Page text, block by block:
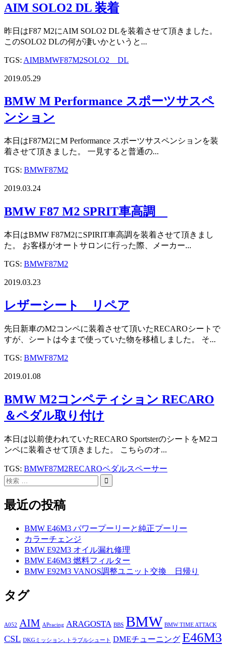
AIM SOLO2 DL 装着
昨日はF87 M2にAIM SOLO2 DLを装着させて頂きました。
このSOLO2 DLの何が凄いかというと...
TGS: AIMBMWF87M2SOLO2 DL
2019.05.29
BMW M Performance スポーツサスペ
ンション
本日はF87M2にM Performance スポーツサスペンションを装
着させて頂きました。 一見すると普通の...
TGS: BMWF87M2
2019.03.24
BMW F87 M2 SPRIT車高調
本日はBMW F87M2にSPIRIT車高調を装着させて頂きまし
た。 お客様がオートサロンに行った際、メーカー...
TGS: BMWF87M2
2019.03.23
レザーシート リペア
先日新車のM2コンペに装着させて頂いたRECAROシートで
すが、シートは今まで使っていた物を移植しました。 そ...
TGS: BMWF87M2
2019.01.08
BMW M2コンペティション RECARO
＆ペダル取り付け
本日は以前使われていたRECARO SportsterのシートをM2コ
ンペに装着させて頂きました。 こちらのオ...
TGS: BMWF87M2RECAROペダルスペーサー
最近の投稿
BMW E46M3 パワープーリーと純正プーリー
カラーチェンジ
BMW E92M3 オイル漏れ修理
BMW E46M3 燃料フィルター
BMW E92M3 VANOS調整ユニット交換 日帰り
タグ
A052 AIM APracing ARAGOSTA BBS BMW BMW TIME ATTACK
CSL DKGミッション､トラブルシュート DMEチューニング E46M3